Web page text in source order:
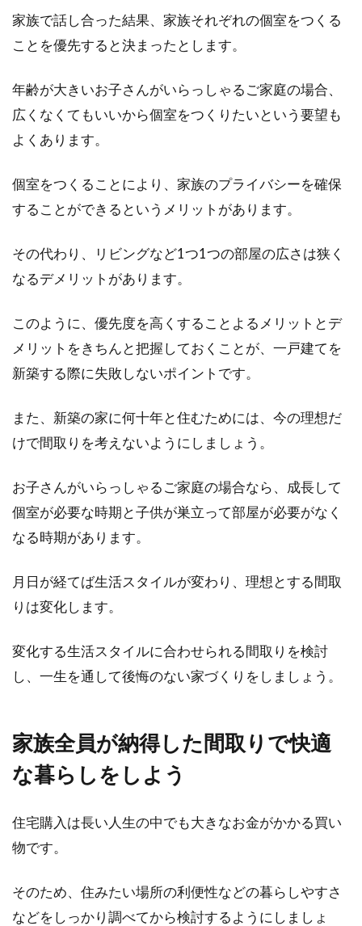
家族で話し合った結果、家族それぞれの個室をつくる
ことを優先すると決まったとします。
年齢が大きいお子さんがいらっしゃるご家庭の場合、
広くなくてもいいから個室をつくりたいという要望も
よくあります。
個室をつくることにより、家族のプライバシーを確保
することができるというメリットがあります。
その代わり、リビングなど1つ1つの部屋の広さは狭く
なるデメリットがあります。
このように、優先度を高くすることよるメリットとデ
メリットをきちんと把握しておくことが、一戸建てを
新築する際に失敗しないポイントです。
また、新築の家に何十年と住むためには、今の理想だ
けで間取りを考えないようにしましょう。
お子さんがいらっしゃるご家庭の場合なら、成長して
個室が必要な時期と子供が巣立って部屋が必要がなく
なる時期があります。
月日が経てば生活スタイルが変わり、理想とする間取
りは変化します。
変化する生活スタイルに合わせられる間取りを検討
し、一生を通して後悔のない家づくりをしましょう。
家族全員が納得した間取りで快適
な暮らしをしよう
住宅購入は長い人生の中でも大きなお金がかかる買い
物です。
そのため、住みたい場所の利便性などの暮らしやすさ
などをしっかり調べてから検討するようにしましょ